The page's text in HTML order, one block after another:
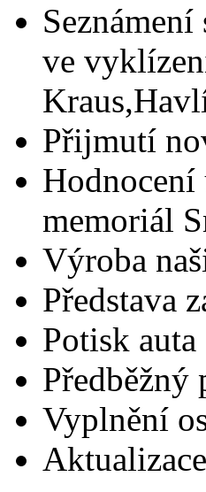
ve
Přijmutí
Hodnocení
memoriál
Výroba
Představa
Potisk auta
Předběžný
Vyplnění